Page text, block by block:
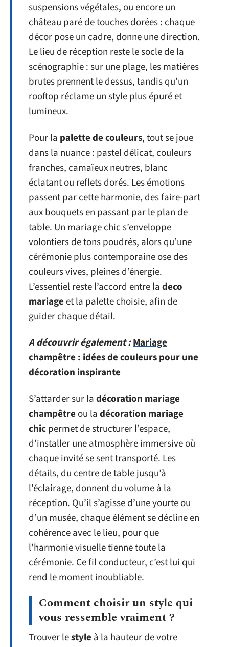
suspensions végétales, ou encore un
château paré de touches dorées : chaque
décor pose un cadre, donne une direction.
Le lieu de réception reste le socle de la
scénographie : sur une plage, les matières
brutes prennent le dessus, tandis qu’un
rooftop réclame un style plus épuré et
lumineux.
Pour la palette de couleurs, tout se joue
dans la nuance : pastel délicat, couleurs
franches, camaïeux neutres, blanc
éclatant ou reflets dorés. Les émotions
passent par cette harmonie, des faire-part
aux bouquets en passant par le plan de
table. Un mariage chic s’enveloppe
volontiers de tons poudrés, alors qu’une
cérémonie plus contemporaine ose des
couleurs vives, pleines d’énergie.
L’essentiel reste l’accord entre ladeco
mariageet la palette choisie, afin de
guider chaque détail.
A découvrir également :Mariage
champêtre : idées de couleurs pour une
décoration inspirante
S’attarder sur ladécoration mariage
champêtre ou ladécoration mariage
chicpermet de structurer l’espace,
d’installer une atmosphère immersive où
chaque invité se sent transporté. Les
détails, du centre de table jusqu’à
l’éclairage, donnent du volume à la
réception. Qu’il s’agisse d’une yourte ou
d’un musée, chaque élément se décline en
cohérence avec le lieu, pour que
l’harmonie visuelle tienne toute la
cérémonie. Ce fil conducteur, c’est lui qui
rend le moment inoubliable.
Comment choisir un style qui
vous ressemble vraiment ?
Trouver lestyle à la hauteur de votre